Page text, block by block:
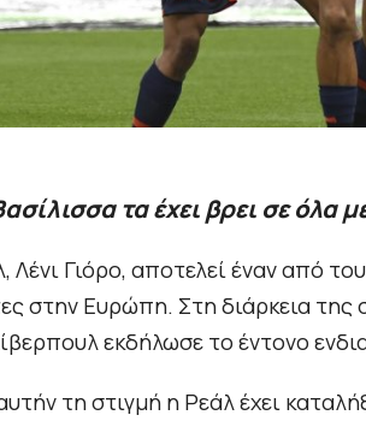
τα έχει βρει σε όλα
Λένι Γιόρο, αποτελεί έναν από
στην Ευρώπη. Στη διάρκεια της
εκδήλωσε το έντονο
τη στιγμή η Ρεάλ έχει